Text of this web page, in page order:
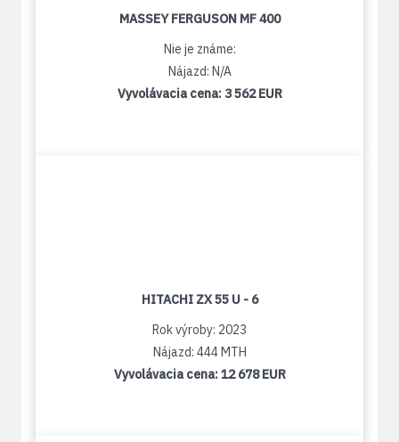
MASSEY FERGUSON MF 400
Nie je známe:
Nájazd: N/A
Vyvolávacia cena: 3 562 EUR
HITACHI ZX 55 U - 6
Rok výroby: 2023
Nájazd: 444 MTH
Vyvolávacia cena:12 678 EUR